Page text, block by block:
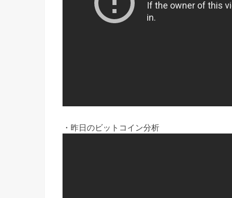
・昨日のビットコイン分析